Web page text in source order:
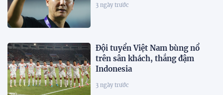
3 ngày trước
Đội tuyển Việt Nam bùng nổ
trên sân khách, thắng đậm
Indonesia
3 ngày trước